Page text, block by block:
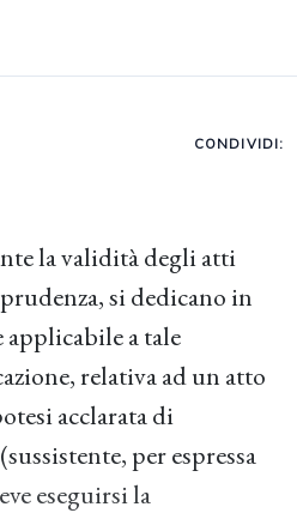
CONDIVIDI:
la validità degli atti
si dedicano in
a tale
relativa ad un atto
acclarata di
per espressa
eseguirsi la